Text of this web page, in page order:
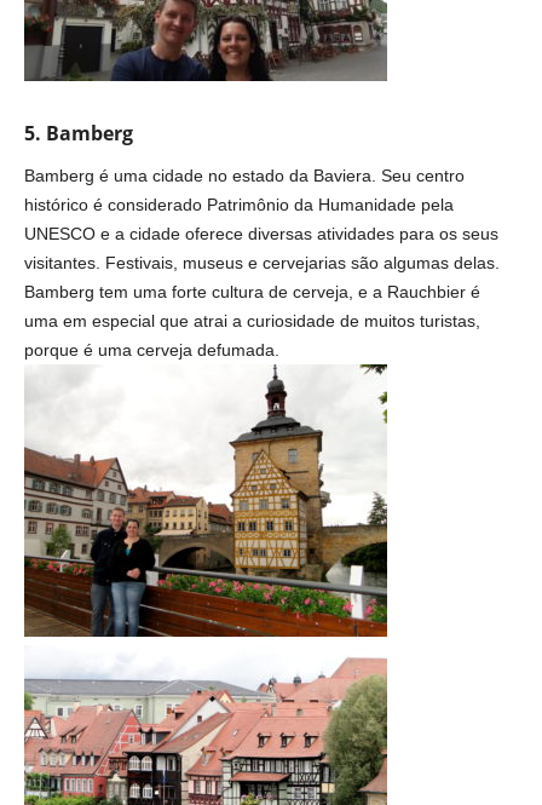
5. Bamberg
Bamberg é uma cidade no estado da Baviera. Seu centro
histórico é considerado Patrimônio da Humanidade pela
UNESCO e a cidade oferece diversas atividades para os seus
visitantes. Festivais, museus e cervejarias são algumas delas.
Bamberg tem uma forte cultura de cerveja, e a Rauchbier é
uma em especial que atrai a curiosidade de muitos turistas,
porque é uma cerveja defumada.